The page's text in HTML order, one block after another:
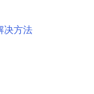
决方法